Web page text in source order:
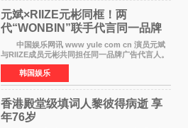
元斌×RIIZE元彬同框！两
代“WONBIN”联手代言同一品牌
颜值天花板合体
中国娱乐网讯 www yule com cn 演员元斌
与RIIZE成员元彬共同担任同一品牌广告代言人。
6日据独家报道，继演员元斌之后，RIIZE元彬最
近也被选为某在线中介平台A公司的共同广告代言
人，两人将作
韩国娱乐
香港殿堂级填词人黎彼得病逝 享
年76岁​